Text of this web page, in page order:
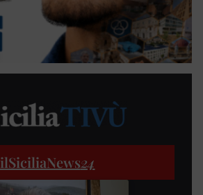
ilSiciliaNews24